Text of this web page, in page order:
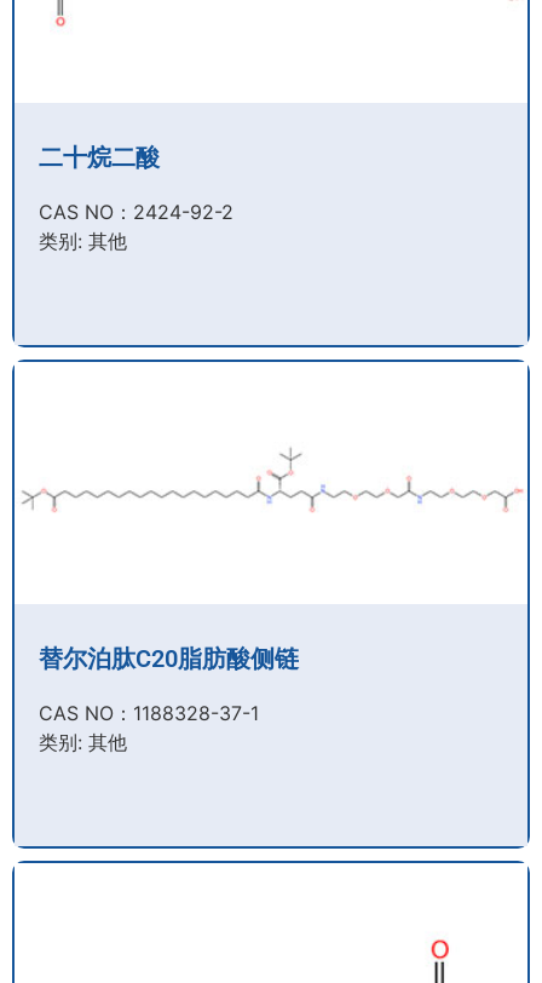
二十烷二酸
CAS NO：2424-92-2​
类别: 其他
替尔泊肽C20脂肪酸侧链
CAS NO：1188328-37-1
类别: 其他